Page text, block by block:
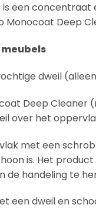
is een
Monocoat Deep
dweil
Deep
over het
met een
is. Het product
de handeling te
een dweil en